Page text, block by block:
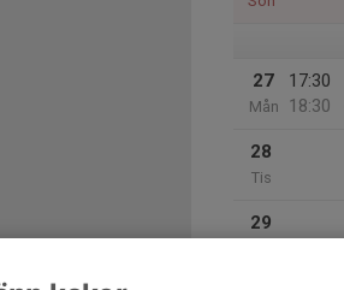
27
Mån
17:30
18:30
28
Tis
29